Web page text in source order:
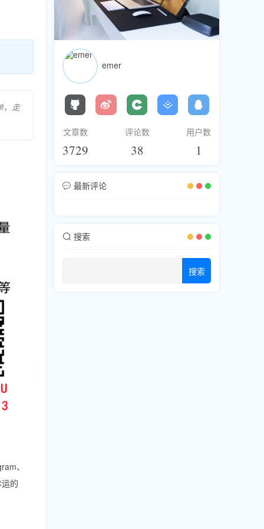
，走
、
的
emer
文章数
3729
评论数
38
用户数
1
最新评论
搜索
搜索